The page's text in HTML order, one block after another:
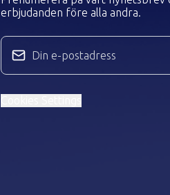
erbjudanden före alla andra.
Din e-postadress